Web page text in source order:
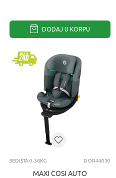
DODAJ U KORPU
SEDIŠTA 0-36KG DOR44030
MAXI COSI AUTO